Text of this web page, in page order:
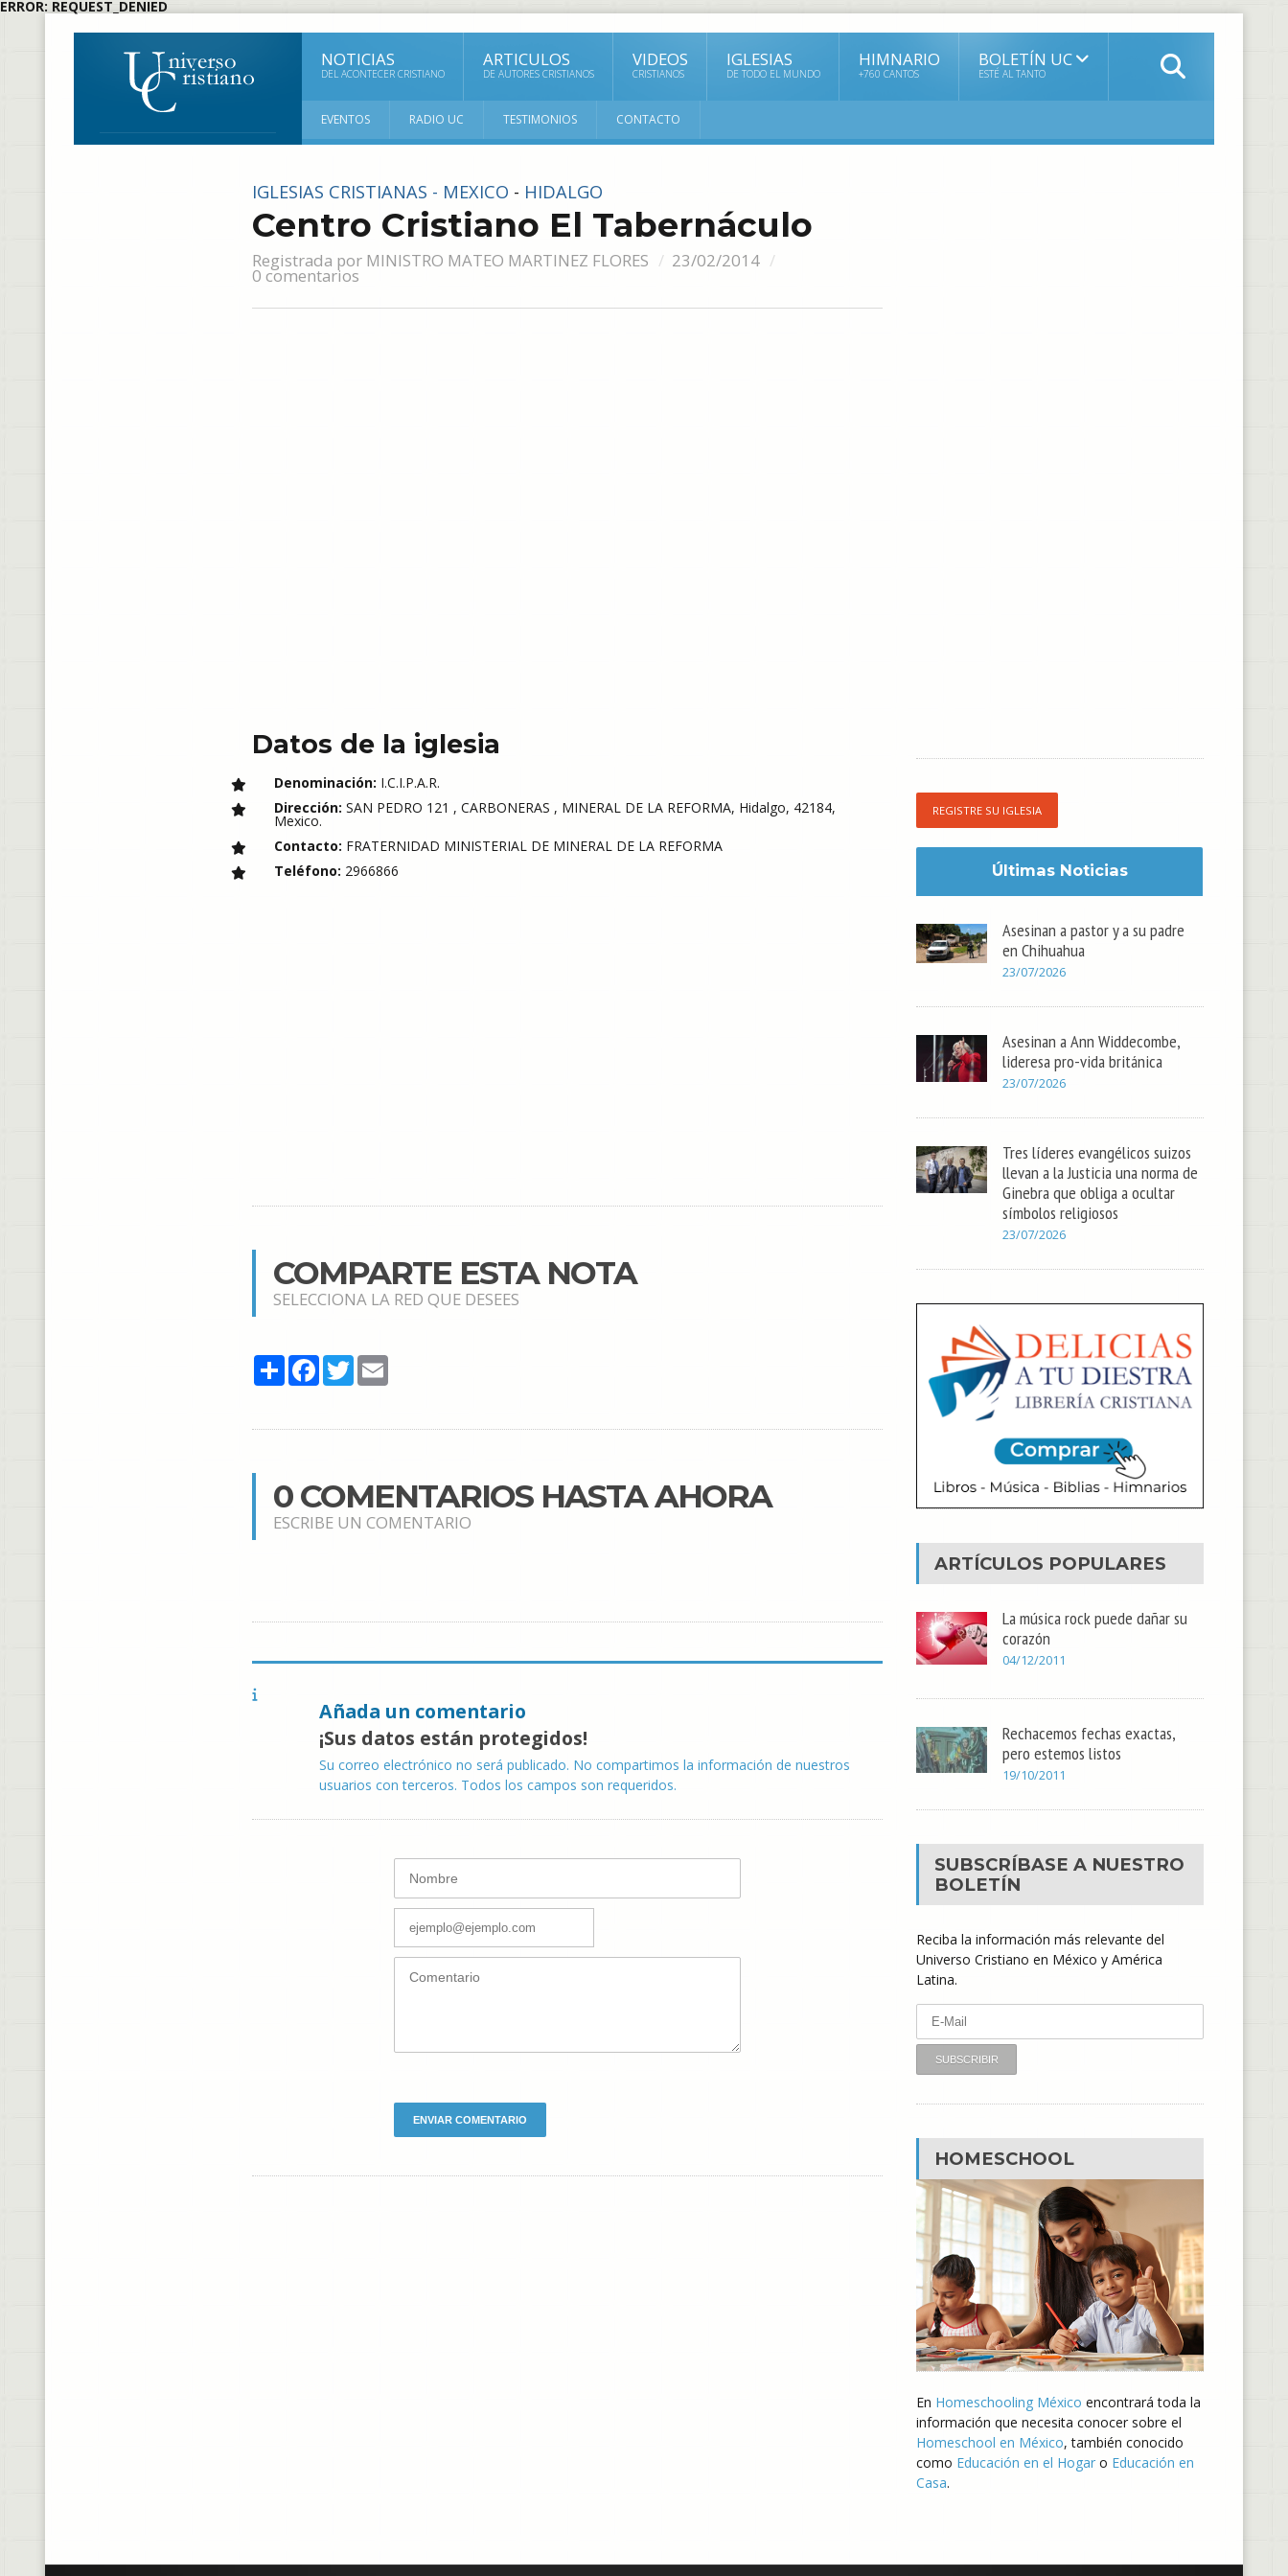
ERROR: REQUEST_DENIED
NOTICIAS
DEL ACONTECER CRISTIANO
ARTICULOS
DE AUTORES CRISTIANOS
VIDEOS
CRISTIANOS
IGLESIAS
DE TODO EL MUNDO
HIMNARIO
+760 CANTOS
BOLETÍN UC
ESTÉ AL TANTO
EVENTOS RADIO UC TESTIMONIOS CONTACTO
IGLESIAS CRISTIANAS - MEXICO - HIDALGO
Centro Cristiano El Tabernáculo
Registrada por MINISTRO MATEO MARTINEZ FLORES 23/02/2014
0 comentarios
Datos de la iglesia
Denominación: I.C.I.P.A.R.
Dirección: SAN PEDRO 121 , CARBONERAS , MINERAL DE LA REFORMA, Hidalgo, 42184,
Mexico.
Contacto: FRATERNIDAD MINISTERIAL DE MINERAL DE LA REFORMA
Teléfono: 2966866
COMPARTE ESTA NOTA
SELECCIONA LA RED QUE DESEES
ShareFacebook
TwitterEmail
0 COMENTARIOS HASTA AHORA
ESCRIBE UN COMENTARIO
Añada un comentario
¡Sus datos están protegidos!
Su correo electrónico no será publicado. No compartimos la información de nuestros
usuarios con terceros. Todos los campos son requeridos.
REGISTRE SU IGLESIA
Últimas Noticias
Asesinan a pastor y a su padre
en Chihuahua
23/07/2026
Asesinan a Ann Widdecombe,
lideresa pro-vida británica
23/07/2026
Tres líderes evangélicos suizos
llevan a la Justicia una norma de
Ginebra que obliga a ocultar
símbolos religiosos
23/07/2026
ARTÍCULOS POPULARES
La música rock puede dañar su
corazón
04/12/2011
Rechacemos fechas exactas,
pero estemos listos
19/10/2011
SUBSCRÍBASE A NUESTRO
BOLETÍN
Reciba la información más relevante del
Universo Cristiano en México y América
Latina.
HOMESCHOOL
En Homeschooling México encontrará toda la
información que necesita conocer sobre el
Homeschool en México, también conocido
como Educación en el Hogar o Educación en
Casa.